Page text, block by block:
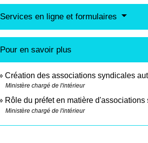
Services en ligne et formulaires
Pour en savoir plus
Création des associations syndicales
Ministère chargé de l'intérieur
Rôle du préfet en matière
Ministère chargé de l'intérieur